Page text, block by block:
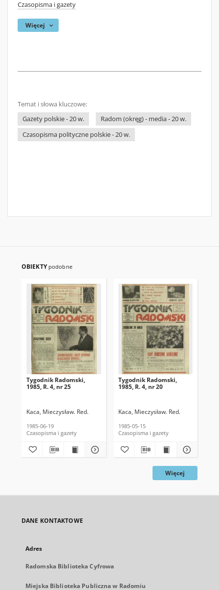
Czasopisma i gazety
Więcej
Temat i słowa kluczowe:
Gazety polskie - 20 w.
Radom (okręg) - media - 20 w.
Czasopisma polityczne polskie - 20 w.
OBIEKTY podobne
Tygodnik Radomski,
1985, R. 4, nr 25
Kaca, Mieczysław. Red.
1985-06-19
Czasopisma i gazety
Tygodnik Radomski,
1985, R. 4, nr 20
Kaca, Mieczysław. Red.
1985-05-15
Czasopisma i gazety
Więcej
DANE KONTAKTOWE
Adres
Radomska Biblioteka Cyfrowa
Miejska Biblioteka Publiczna w Radomiu